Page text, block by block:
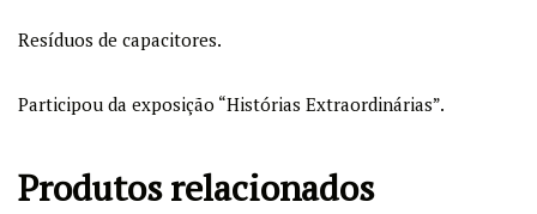
Resíduos de capacitores.
Participou da exposição “Histórias Extraordinárias”.
Produtos relacionados